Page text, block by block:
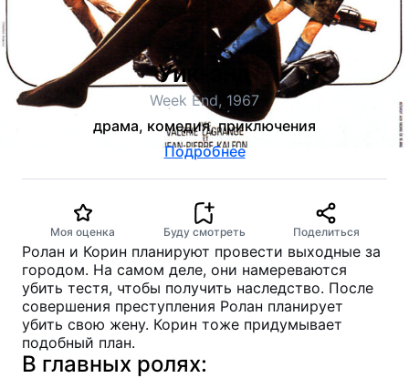
Уик-энд
Week End, 1967
драма, комедия, приключения
Подробнее
Моя оценка Буду смотреть Поделиться
Ролан и Корин планируют провести выходные за
городом. На самом деле, они намереваются
убить тестя, чтобы получить наследство. После
совершения преступления Ролан планирует
убить свою жену. Корин тоже придумывает
подобный план.
В главных ролях: